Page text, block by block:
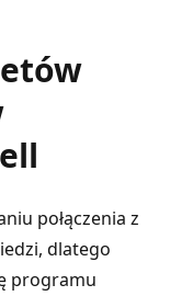
połączenia z
dlatego
programu